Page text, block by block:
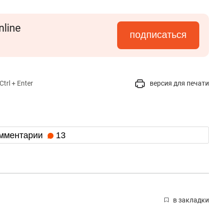
подписаться
+ Enter версия для печати
13
в закладки